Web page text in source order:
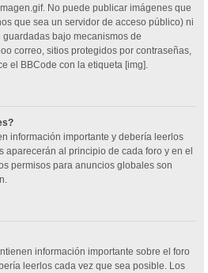
No puede publicar imágenes que
que sea un servidor de acceso público) ni
bajo mecanismos de
correo, sitios protegidos por contraseñas,
el BBCode con la etiqueta [img].
información importante y debería leerlos
aparecerán al principio de cada foro y en el
permisos para anuncios globales son
información importante sobre el foro
leerlos cada vez que sea posible. Los